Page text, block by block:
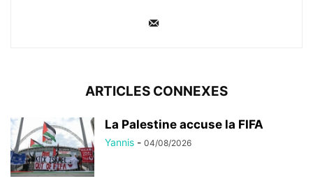
ARTICLES CONNEXES
La Palestine accuse la FIFA
Yannis - 04/08/2026